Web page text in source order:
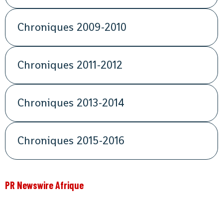
Chroniques 2009-2010
Chroniques 2011-2012
Chroniques 2013-2014
Chroniques 2015-2016
PR Newswire Afrique